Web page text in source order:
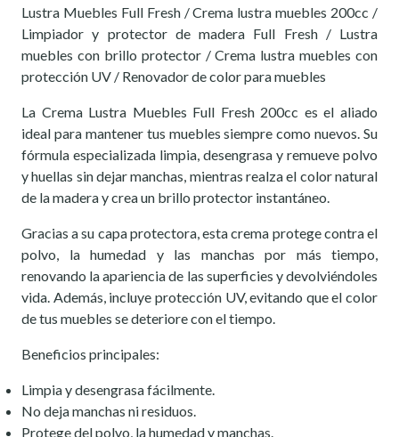
Lustra Muebles Full Fresh / Crema lustra muebles 200cc /
Limpiador y protector de madera Full Fresh / Lustra
muebles con brillo protector / Crema lustra muebles con
protección UV / Renovador de color para muebles
La Crema Lustra Muebles Full Fresh 200cc es el aliado
ideal para mantener tus muebles siempre como nuevos. Su
fórmula especializada limpia, desengrasa y remueve polvo
y huellas sin dejar manchas, mientras realza el color natural
de la madera y crea un brillo protector instantáneo.
Gracias a su capa protectora, esta crema protege contra el
polvo, la humedad y las manchas por más tiempo,
renovando la apariencia de las superficies y devolviéndoles
vida. Además, incluye protección UV, evitando que el color
de tus muebles se deteriore con el tiempo.
Beneficios principales:
Limpia y desengrasa fácilmente.
No deja manchas ni residuos.
Protege del polvo, la humedad y manchas.